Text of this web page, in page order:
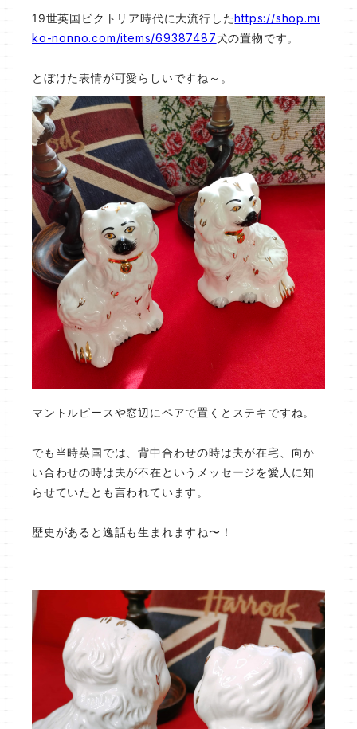
19世英国ビクトリア時代に大流行したhttps://shop.mi
ko-nonno.com/items/69387487犬の置物です。
とぼけた表情が可愛らしいですね～。
マントルピースや窓辺にペアで置くとステキですね。
でも当時英国では、背中合わせの時は夫が在宅、向か
い合わせの時は夫が不在というメッセージを愛人に知
らせていたとも言われています。
歴史があると逸話も生まれますね〜！